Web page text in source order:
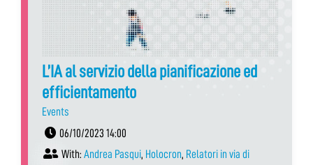
L’IA al servizio della pianificazione ed
efficientamento
Events
06/10/2023 14:00
With: Andrea Pasqui, Holocron, Relatori in via di